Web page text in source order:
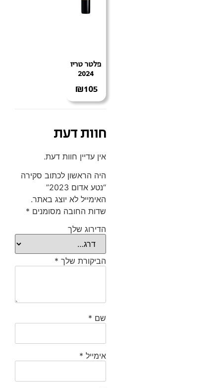
פלטר טריו
2024
₪
חוות דעת
אין עדיין חוות דעת.
היה הראשון לכתוב סקירה
“נטע אדום 2023”
האימייל לא יוצג באתר.
שדות החובה מסומנים*
הדירוג שלך
הביקורת שלך*
*
אימייל*